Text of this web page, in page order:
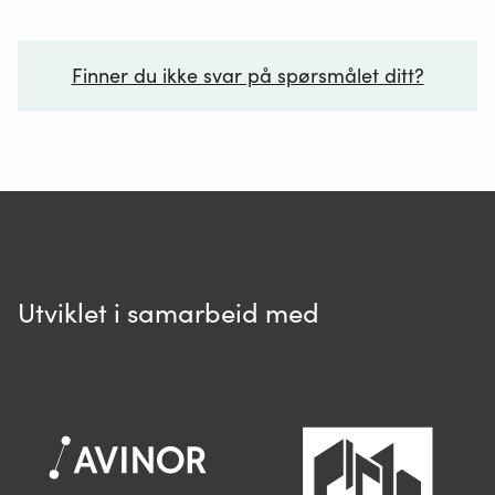
Finner du ikke svar på spørsmålet ditt?
Når du skriver spørsmålet ditt, gjør vi et
søk og viser deg vår mest relevante
Utviklet i samarbeid med